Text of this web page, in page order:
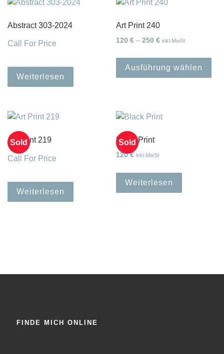
Abstract 303-2024
Call For Price
Weiterlesen
Art Print 240
120€ –250€Preisspanne: 120 €
inkl MwSt
Ausführung wählen
Sold
Art Print 219
Call For Price
Weiterlesen
Sold
Black Print
120€ inkl MwSt
Weiterlesen
FINDE MICH ONLINE